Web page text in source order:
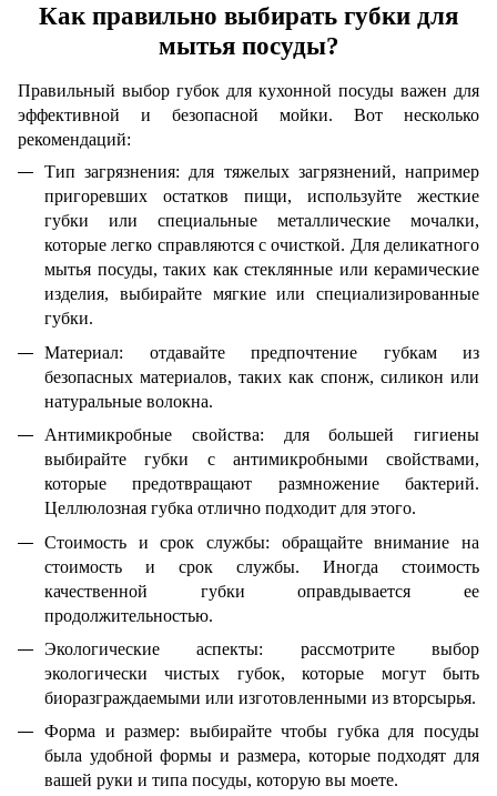
Как правильно выбирать губки для
мытья посуды?
Правильный выбор губок для кухонной посуды важен для
эффективной и безопасной мойки. Вот несколько
рекомендаций:
Тип загрязнения: для тяжелых загрязнений, например
пригоревших остатков пищи, используйте жесткие
губки или специальные металлические мочалки,
которые легко справляются с очисткой. Для деликатного
мытья посуды, таких как стеклянные или керамические
изделия, выбирайте мягкие или специализированные
губки.
Материал: отдавайте предпочтение губкам из
безопасных материалов, таких как спонж, силикон или
натуральные волокна.
Антимикробные свойства: для большей гигиены
выбирайте губки с антимикробными свойствами,
которые предотвращают размножение бактерий.
Целлюлозная губка отлично подходит для этого.
Стоимость и срок службы: обращайте внимание на
стоимость и срок службы. Иногда стоимость
качественной губки оправдывается ее
продолжительностью.
Экологические аспекты: рассмотрите выбор
экологически чистых губок, которые могут быть
биоразграждаемыми или изготовленными из вторсырья.
Форма и размер: выбирайте чтобы губка для посуды
была удобной формы и размера, которые подходят для
вашей руки и типа посуды, которую вы моете.